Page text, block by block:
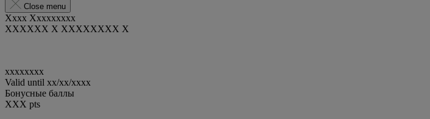
Close menu
Xxxx Xxxxxxxxx
XXXXXX X XXXXXXXX X
xxxxxxxx
Valid until xx/xx/xxxx
Бонусные баллы
XXX pts